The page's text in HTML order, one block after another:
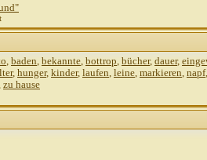
, baden, bekannte, bottrop, bücher, dauer,
, hunger, kinder, laufen, leine, markieren, napf
zu hause